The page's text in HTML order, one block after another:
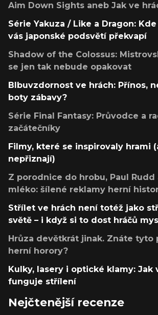
Aim Down Sights aneb Jak ve
Série Yakuza / Like a Dragon:
vás japonské podsvětí překvapí
Shadow of the Colossus:
se jen tak nebude opakovat
Blbuvzdornost ve hrách: Přínos,
boty zábavy?
Série Final Fantasy: Průvodce a
začátečníky
Filmy, které se inspirovaly hrami
nepřiznají)
Z porodnice do hrobu, Paul Rudd
mléko: šílené reklamy herní
Střílet ve hrách není totéž jako
světě – i když si to dost hráčů
Hrůza devětkrát jinak. Znáte tyto
herní horory?
Kulky, lasery i optické klamy: Jak
funguje střílení
Nejčtenější recenze